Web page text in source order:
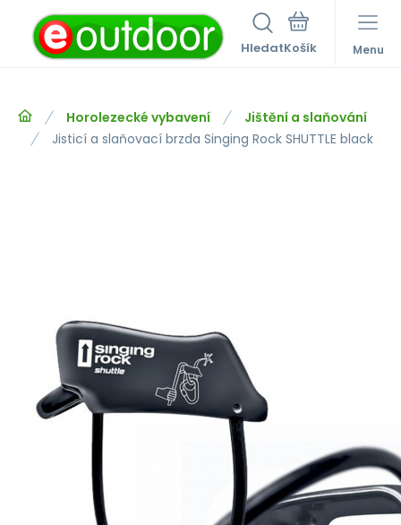
Hledat Menu
Horolezecké vybavení
Jištění a slaňování
Jisticí a slaňovací brzda Singing Rock SHUTTLE black